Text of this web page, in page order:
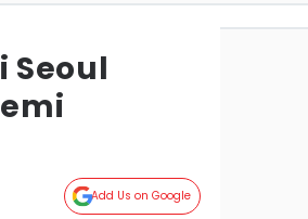
Seoul
Add Us on Google